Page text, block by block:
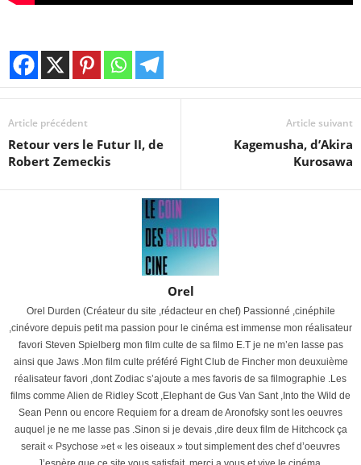
Article précédent
Retour vers le Futur II, de
Robert Zemeckis
Article suivant
Kagemusha, d’Akira
Kurosawa
Orel
Orel Durden (Créateur du site ,rédacteur en chef) Passionné ,cinéphile
,cinévore depuis petit ma passion pour le cinéma est immense mon réalisateur
favori Steven Spielberg mon film culte de sa filmo E.T je ne m’en lasse pas
ainsi que Jaws .Mon film culte préféré Fight Club de Fincher mon deuxuième
réalisateur favori ,dont Zodiac s’ajoute a mes favoris de sa filmographie .Les
films comme Alien de Ridley Scott ,Elephant de Gus Van Sant ,Into the Wild de
Sean Penn ou encore Requiem for a dream de Aronofsky sont les oeuvres
auquel je ne me lasse pas .Sinon si je devais ,dire deux film de Hitchcock ça
serait « Psychose »et « les oiseaux » tout simplement des chef d’oeuvres